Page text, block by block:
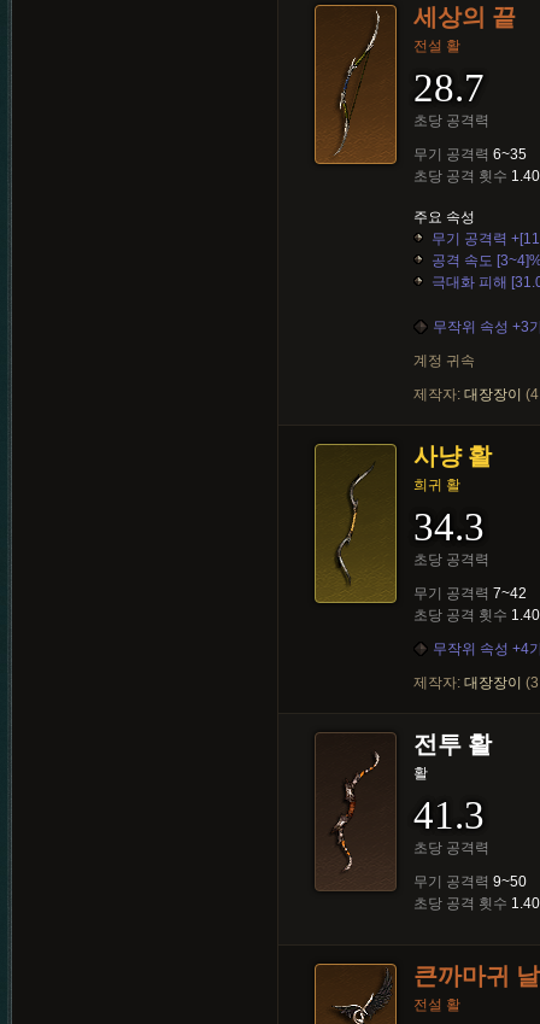
세상의 끝
전설 활
28.7
초당 공격력
무기 공격력 6~35
초당 공격 횟수 1.40
주요 속성
무기 공격력
공격 속도
극대화 피해
무작위 속성 +3
계정 귀속
제작자: 대장장이
사냥 활
희귀 활
34.3
초당 공격력
무기 공격력 7~42
초당 공격 횟수 1.40
무작위 속성 +4
제작자: 대장장이
전투 활
활
41.3
초당 공격력
무기 공격력 9~50
초당 공격 횟수 1.40
큰까마귀
전설 활